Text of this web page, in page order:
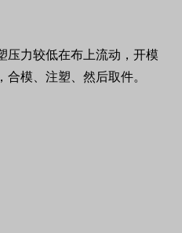
压力较低在布上流动，开模
模、注塑、然后取件。